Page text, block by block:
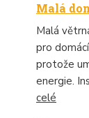
Malá
Malá
pro
protože
energie.
celé